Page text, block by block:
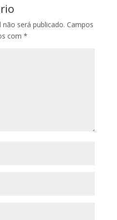
será publicado. Campos
com *